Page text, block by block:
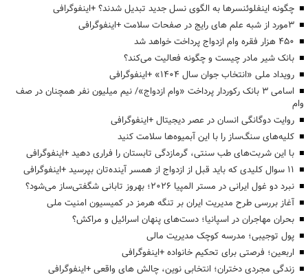
چگونه اینفلوئنسرها به الگوی نسل جدید تبدیل شدند؟ +اینفوگرافی
3مورد از شبه علم های رایج در صفحات سلامت +اینفوگرافی
۴۵۰ هزار فقره وام ازدواج پرداخت خواهد شد
بانک شیر مادر چیست و چگونه فعالیت می‌کند؟
رویداد ملی «انتخاب جوان سال ۱۴۰۴» +اینفوگرافی
اسامی ۳ بانک رکوردار پرداخت «وام ازدواج»/ نیم میلیون نفر همچنان در صف
وام
روایت دوگانگی انسان در عصر دیجیتال +اینفوگرافی
کلیه‌های سنگ‌ساز را با این آبمیوه‌ها سلامت کنید
با این شربت‌های طب سنتی، گرمازدگی تابستان را فراری دهید +اینفوگرافی
۱۱ سوال کلیدی که باید قبل از ازدواج از همسر آینده‌تان بپرسید +اینفوگرافی
نبرد دو غول ایرانی در مستر المپیا ۲۰۲۶؛ بهروز تابانی شگفتی‌ساز می‌شود؟
آغاز بررسی طرح مدیریت ایران بر تنگه هرمز در کمیسیون امنیت ملی
بحران مهاجران در اسپانیا؛ دست‌های پنهان اسرائیل و مراکش؟
پول توجیبی؛ مدرسه کوچک مدیریت مالی
اربعین؛ فرصتی برای تحکیم خانواده +اینفوگرافی
زندگی مجردی دختران؛ انتخابی نوین، چالش های واقعی +اینفوگرافی